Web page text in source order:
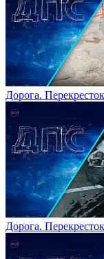
Дорога.
Дорога.